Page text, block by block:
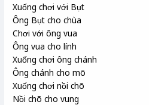
Xuống chơi với Bụt
Ông Bụt cho chùa
Chơi với ông vua
Ông vua cho lính
Xuống chơi ông chánh
Ông chánh cho mõ
Xuống chơi nồi chõ
Nồi chõ cho vung